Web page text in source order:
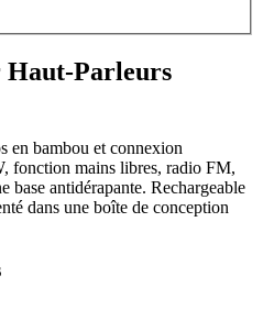
Haut-Parleurs
en bambou et connexion
fonction mains libres, radio FM,
base antidérapante. Rechargeable
dans une boîte de conception